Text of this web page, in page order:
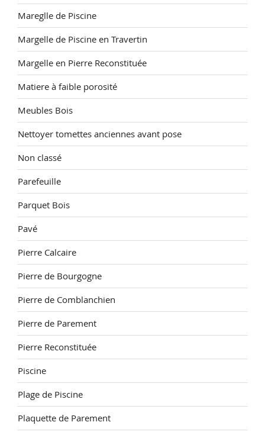
Mareglle de Piscine
Margelle de Piscine en Travertin
Margelle en Pierre Reconstituée
Matiere à faible porosité
Meubles Bois
Nettoyer tomettes anciennes avant pose
Non classé
Parefeuille
Parquet Bois
Pavé
Pierre Calcaire
Pierre de Bourgogne
Pierre de Comblanchien
Pierre de Parement
Pierre Reconstituée
Piscine
Plage de Piscine
Plaquette de Parement